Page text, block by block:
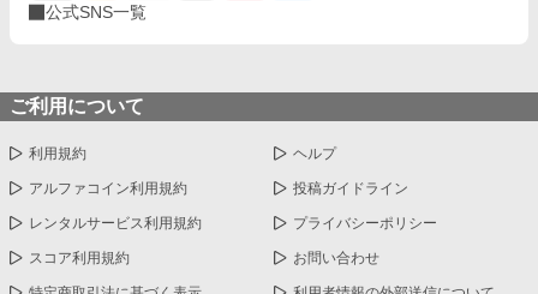
公式SNS一覧
ご利用について
利用規約 ヘルプ
アルファコイン利用規約 投稿ガイドライン
レンタルサービス利用規約 プライバシーポリシー
スコア利用規約 お問い合わせ